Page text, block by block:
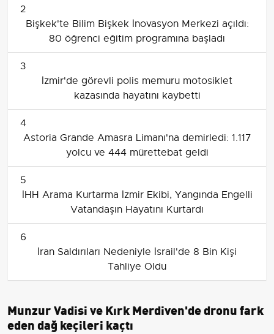
2
Bişkek'te Bilim Bişkek İnovasyon Merkezi açıldı:
80 öğrenci eğitim programına başladı
3
İzmir'de görevli polis memuru motosiklet
kazasında hayatını kaybetti
4
Astoria Grande Amasra Limanı'na demirledi: 1.117
yolcu ve 444 mürettebat geldi
5
İHH Arama Kurtarma İzmir Ekibi, Yangında Engelli
Vatandaşın Hayatını Kurtardı
6
İran Saldırıları Nedeniyle İsrail'de 8 Bin Kişi
Tahliye Oldu
Munzur Vadisi ve Kırk Merdiven'de dronu fark
eden dağ keçileri kaçtı